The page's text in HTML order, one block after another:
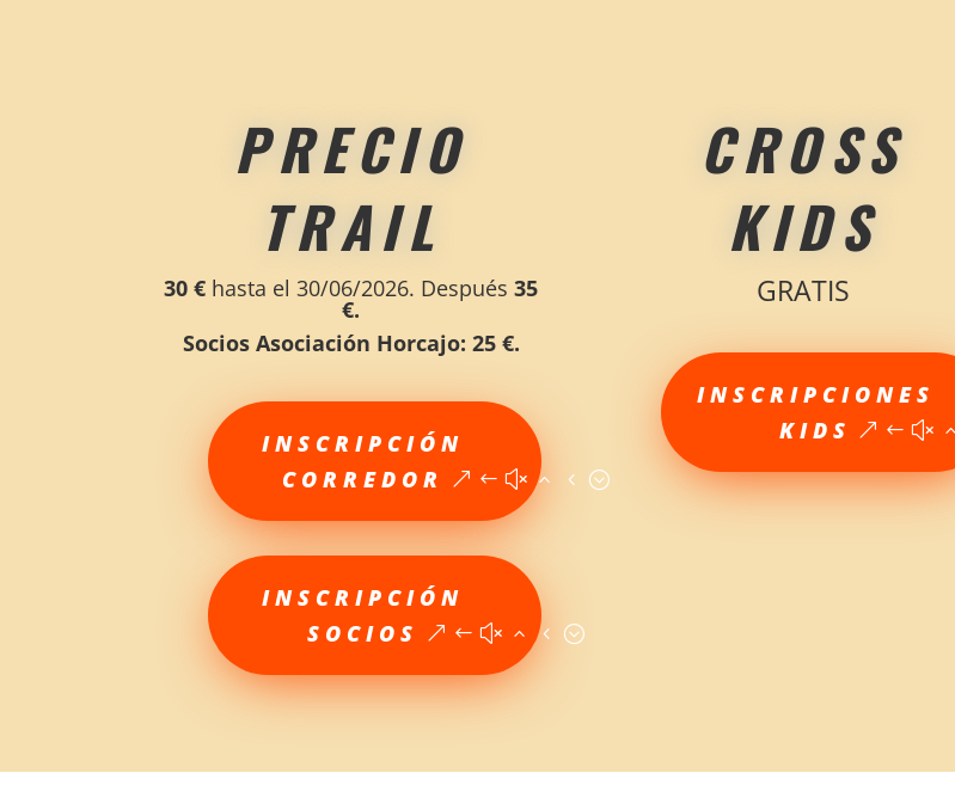
PRECIO
TRAIL
30 € hasta el 30/06/2026. Después 35
€.
Socios Asociación Horcajo: 25 €.
INSCRIPCIÓN
CORREDOR
INSCRIPCIÓN
SOCIOS
CROSS
KIDS
GRATIS
INSCRIPCIONES
KIDS